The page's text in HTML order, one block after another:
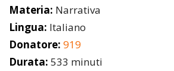
Materia: Narrativa
Lingua: Italiano
Donatore: 919
Durata: 533 minuti